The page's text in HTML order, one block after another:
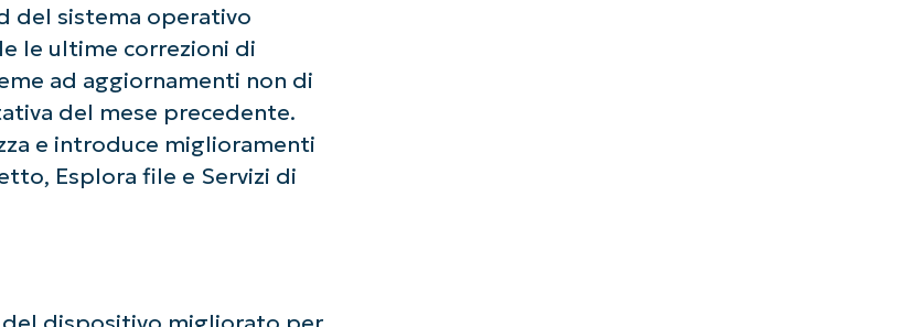
del sistema operativo
le ultime correzioni di
ad aggiornamenti non di
del mese precedente.
e introduce miglioramenti
Esplora file e Servizi di